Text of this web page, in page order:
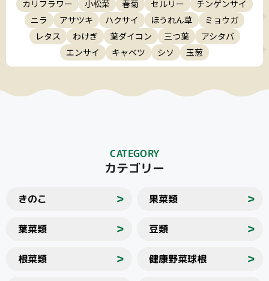
カリフラワー
小松菜 春菊 セルリー
チンゲンサイ
ニラ
アサツキ ハクサイ ほうれん草
ミョウガ
レタス
わけぎ 葉ダイコン 三つ葉
アシタバ
エンサイ
キャベツ シソ 玉葱
CATEGORY
カテゴリー
きのこ ＞ 果菜類 ＞
葉菜類 ＞ 豆類 ＞
根菜類 ＞ 健康野菜球根 ＞